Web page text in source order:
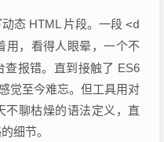
态 HTML 片段。一段 <d
用，看得人眼晕，一个不
查报错。直到接触了 ES6
觉至今难忘。但工具用对
不聊枯燥的语法定义，直
细节。